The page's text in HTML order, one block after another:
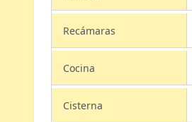
Recámaras
Cocina
Cisterna